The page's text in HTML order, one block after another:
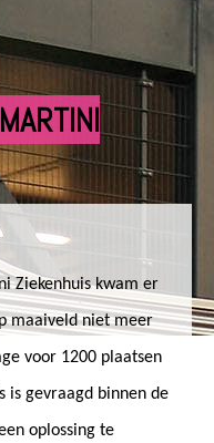
Ziekenhuis kwam er
maaiveld niet meer
voor 1200 plaatsen
is gevraagd binnen de
oplossing te